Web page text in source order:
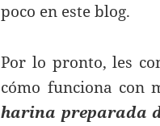
poco en este blog.
Por lo pronto, les
cómo funciona con
harina preparada